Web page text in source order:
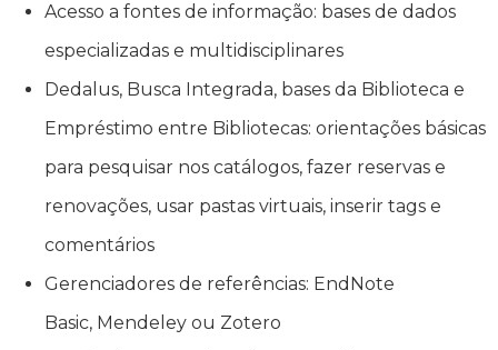
Acesso a fontes de informação: bases de dados
especializadas e multidisciplinares
Dedalus, Busca Integrada, bases da Biblioteca e
Empréstimo entre Bibliotecas: orientações básicas
para pesquisar nos catálogos, fazer reservas e
renovações, usar pastas virtuais, inserir tags e
comentários
Gerenciadores de referências: EndNote
Basic, Mendeley ou Zotero